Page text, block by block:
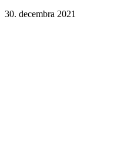
30. decembra 2021